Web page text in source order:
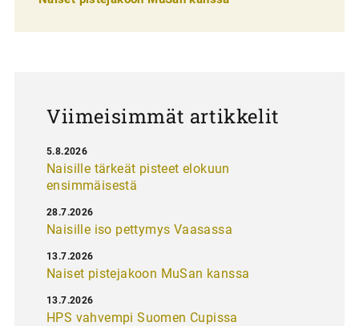
Viimeisimmät artikkelit
Naisille tärkeät pisteet elokuun
ensimmäisestä
5.8.2026
Naisille iso pettymys Vaasassa
28.7.2026
Naiset pistejakoon MuSan kanssa
13.7.2026
HPS vahvempi Suomen Cupissa
13.7.2026